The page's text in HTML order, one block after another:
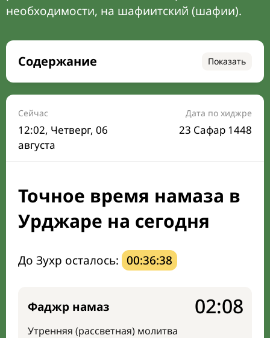
необходимости, на шафиитский (шафии).
Содержание Показать
Время намаза на сегодня
Расписание на месяц
Время Сухура и Ифтара на сегодня
Календарь рамадана
Направление киблы
Сейчас
12:02, Четверг, 06
августа
Дата по хиджре
23 Сафар 1448
Точное время намаза в
Урджаре на сегодня
До Зухр осталось: 00:36:37
Фаджр намаз
Утренняя (рассветная) молитва
02:08